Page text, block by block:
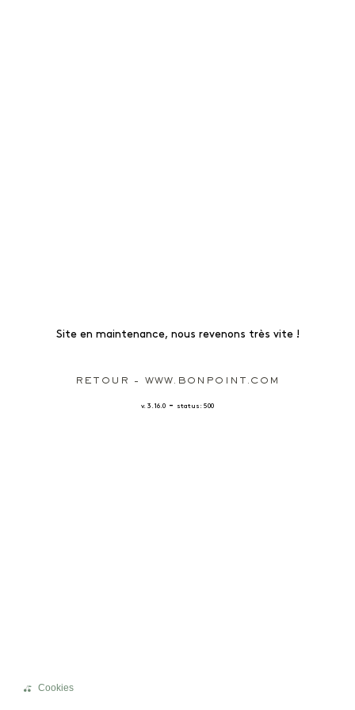
Site en maintenance, nous revenons très vite !
RETOUR - WWW.BONPOINT.COM
v. 3.16.0 - status: 500